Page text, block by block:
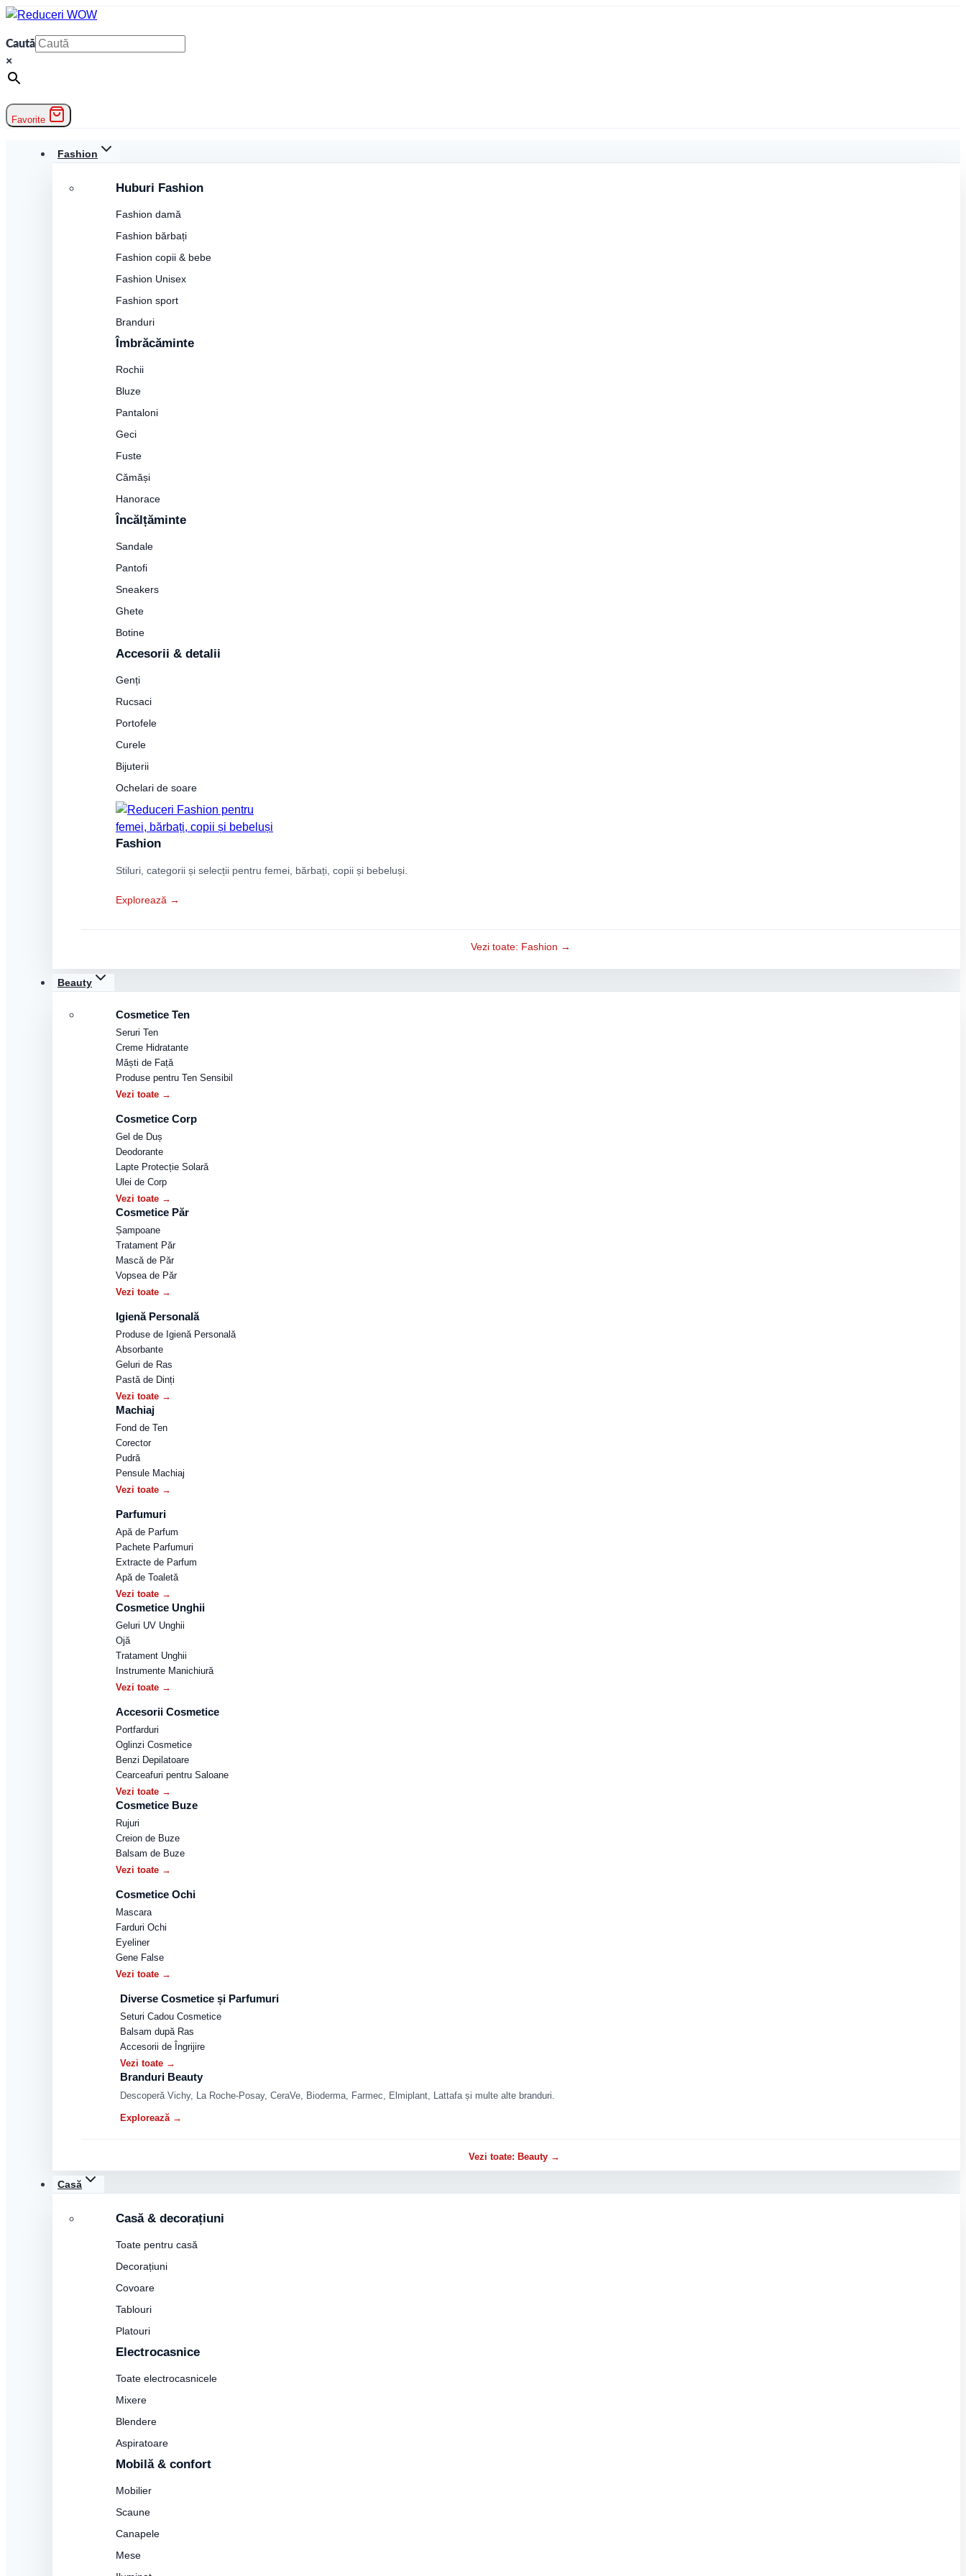
Skip
content
Caută
×
Favorite
Fashion
Huburi Fashion
Fashion damă
Fashion bărbați
Fashion copii & bebe
Fashion Unisex
Fashion sport
Branduri
Îmbrăcăminte
Rochii
Bluze
Pantaloni
Geci
Fuste
Cămăși
Hanorace
Încălțăminte
Sandale
Pantofi
Sneakers
Ghete
Botine
Accesorii & detalii
Genți
Rucsaci
Portofele
Curele
Bijuterii
Ochelari de soare
Fashion
Stiluri, categorii și selecții pentru femei, bărbați, copii și bebeluși.
Explorează →
Vezi toate: Fashion →
Beauty
Cosmetice Ten
Seruri Ten
Creme Hidratante
Măști de Față
Produse pentru Ten Sensibil
Vezi toate →
Cosmetice Corp
Gel de Duș
Deodorante
Lapte Protecție Solară
Ulei de Corp
Vezi toate →
Cosmetice Păr
Șampoane
Tratament Păr
Mască de Păr
Vopsea de Păr
Vezi toate →
Igienă Personală
Produse de Igienă Personală
Absorbante
Geluri de Ras
Pastă de Dinți
Vezi toate →
Machiaj
Fond de Ten
Corector
Pudră
Pensule Machiaj
Vezi toate →
Parfumuri
Apă de Parfum
Pachete Parfumuri
Extracte de Parfum
Apă de Toaletă
Vezi toate →
Cosmetice Unghii
Geluri UV Unghii
Ojă
Tratament Unghii
Instrumente Manichiură
Vezi toate →
Accesorii Cosmetice
Portfarduri
Oglinzi Cosmetice
Benzi Depilatoare
Cearceafuri pentru Saloane
Vezi toate →
Cosmetice Buze
Rujuri
Creion de Buze
Balsam de Buze
Vezi toate →
Cosmetice Ochi
Mascara
Farduri Ochi
Eyeliner
Gene False
Vezi toate →
Diverse Cosmetice și Parfumuri
Seturi Cadou Cosmetice
Balsam după Ras
Accesorii de Îngrijire
Vezi toate →
Branduri Beauty
Descoperă Vichy, La Roche-Posay, CeraVe, Bioderma, Farmec, Elmiplant, Lattafa și multe alte branduri.
Explorează →
Vezi toate: Beauty →
Casă
Casă & decorațiuni
Toate pentru casă
Decorațiuni
Covoare
Tablouri
Platouri
Electrocasnice
Toate electrocasnicele
Mixere
Blendere
Aspiratoare
Mobilă & confort
Mobilier
Scaune
Canapele
Mese